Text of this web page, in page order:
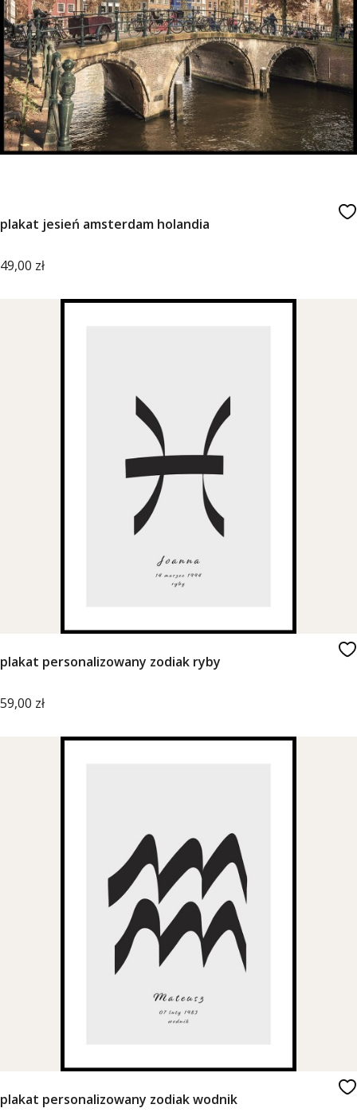
plakat jesień amsterdam holandia
Cena
49,00 zł
plakat personalizowany zodiak ryby
Cena
59,00 zł
plakat personalizowany zodiak wodnik